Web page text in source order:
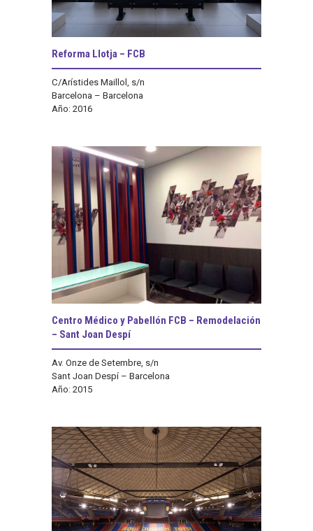
Reforma Llotja – FCB
C/Arístides Maillol, s/n
Barcelona – Barcelona
Año: 2016
Centro Médico y Pabellón FCB – Remodelación
– Sant Joan Despí
Av. Onze de Setembre, s/n
Sant Joan Despí – Barcelona
Año: 2015